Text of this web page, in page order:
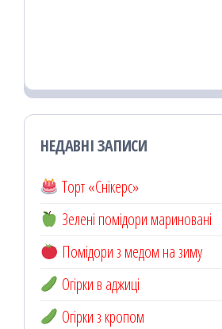
НЕДАВНІ ЗАПИСИ
Торт «Снікерс»
Зелені помідори мариновані
Помідори з медом на зиму
Огірки в аджиці
Огірки з кропом